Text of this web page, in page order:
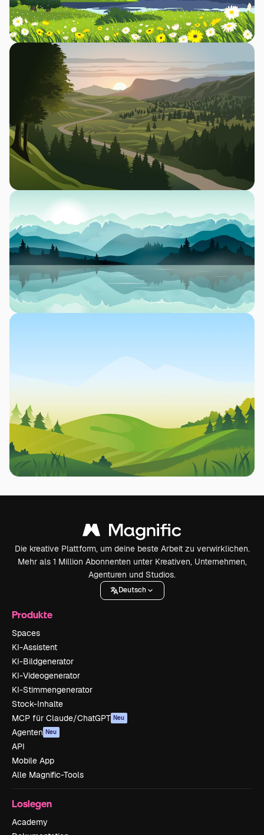
Die kreative Plattform, um deine beste Arbeit zu verwirklichen.
Mehr als 1 Million Abonnenten unter Kreativen, Unternehmen,
Agenturen und Studios.
Deutsch
Produkte
Spaces
KI-Assistent
KI-Bildgenerator
KI-Videogenerator
KI-Stimmengenerator
Stock-Inhalte
MCP für Claude/ChatGPT Neu
Agenten Neu
API
Mobile App
Alle Magnific-Tools
Loslegen
Academy